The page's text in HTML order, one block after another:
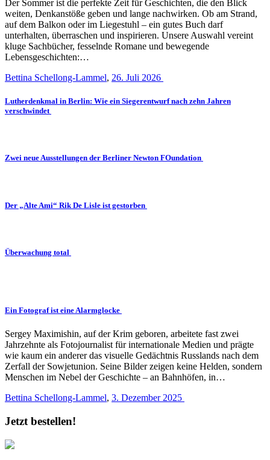
Der Sommer ist die perfekte Zeit für Geschichten, die den Blick
weiten, Denkanstöße geben und lange nachwirken. Ob am Strand,
auf dem Balkon oder im Liegestuhl – ein gutes Buch darf
unterhalten, überraschen und inspirieren. Unsere Auswahl vereint
kluge Sachbücher, fesselnde Romane und bewegende
Lebensgeschichten:…
Bettina Schellong-Lammel, 26. Juli 2026
Lutherdenkmal in Berlin: Wie ein Siegerentwurf nach zehn Jahren
verschwindet
Zwei neue Ausstellungen der Berliner Newton FOundation
Der „Alte Ami“ Rik De Lisle ist gestorben
Überwachung total
Ein Fotograf ist eine Alarmglocke
Sergey Maximishin, auf der Krim geboren, arbeitete fast zwei
Jahrzehnte als Fotojournalist für internationale Medien und prägte
wie kaum ein anderer das visuelle Gedächtnis Russlands nach dem
Zerfall der Sowjetunion. Seine Bilder zeigen keine Helden, sondern
Menschen im Nebel der Geschichte – an Bahnhöfen, in…
Bettina Schellong-Lammel, 3. Dezember 2025
Jetzt bestellen!